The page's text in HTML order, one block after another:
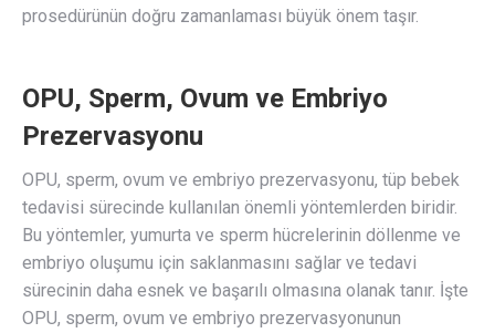
prosedürünün doğru zamanlaması büyük önem taşır.
OPU, Sperm, Ovum ve Embriyo
Prezervasyonu
OPU, sperm, ovum ve embriyo prezervasyonu, tüp bebek
tedavisi sürecinde kullanılan önemli yöntemlerden biridir.
Bu yöntemler, yumurta ve sperm hücrelerinin döllenme ve
embriyo oluşumu için saklanmasını sağlar ve tedavi
sürecinin daha esnek ve başarılı olmasına olanak tanır. İşte
OPU, sperm, ovum ve embriyo prezervasyonunun